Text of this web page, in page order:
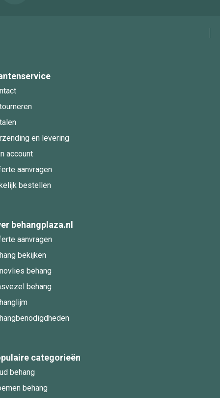
en levering
account
aanvragen
bestellen
behangplaza.nl
aanvragen
bekijken
behang
behang
categorieën
behang
behang